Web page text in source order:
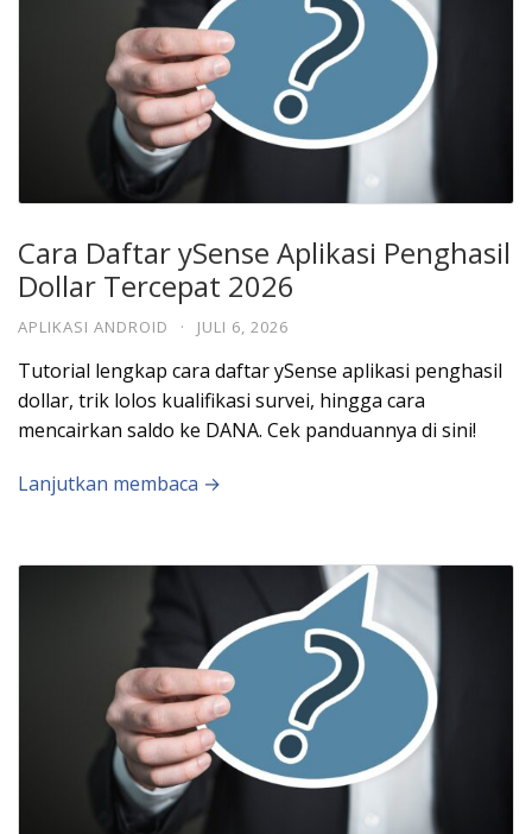
Cara Daftar ySense Aplikasi Penghasil
Dollar Tercepat 2026
APLIKASI ANDROID · JULI 6, 2026
Tutorial lengkap cara daftar ySense aplikasi penghasil
dollar, trik lolos kualifikasi survei, hingga cara
mencairkan saldo ke DANA. Cek panduannya di sini!
Lanjutkan membaca →